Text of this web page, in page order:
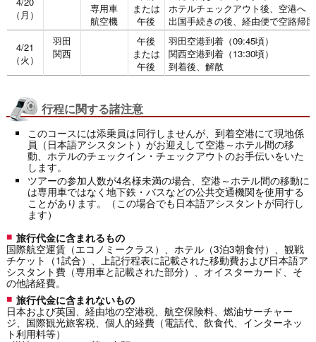
（月）
専用車
航空機
または
午後
ホテルチェックアウト後、空港へ
出国手続きの後、経由便で空路帰
4/21
（火）
羽田
関西
午後
または
午後
羽田空港到着（09:45頃）
関西空港到着（13:30頃）
到着後、解散
行程に関する諸注意
このコースには添乗員は同行しませんが、到着空港にて現地係
員（日本語アシスタント）がお迎えして空港～ホテル間の移
動、ホテルのチェックイン・チェックアウトのお手伝いをいた
します。
ツアーの参加人数が4名様未満の場合、空港～ホテル間の移動に
は専用車ではなく地下鉄・バスなどの公共交通機関を使用する
ことがあります。（この場合でも日本語アシスタントが同行し
ます）
旅行代金に含まれるもの
国際航空運賃（エコノミークラス）、ホテル（3泊3朝食付）、観戦
チケット（1試合）、上記行程表に記載された移動費および日本語ア
シスタント費（専用車と記載された部分）、オイスターカード、そ
の他諸経費。
旅行代金に含まれないもの
日本および英国、経由地の空港税、航空保険料、燃油サーチャー
ジ、国際観光旅客税、個人的経費（電話代、飲食代、インターネッ
ト利用料等）